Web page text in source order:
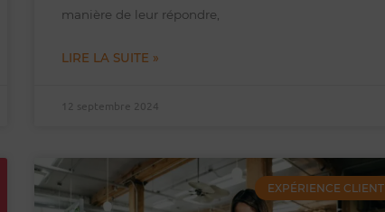
manière de leur répondre,
LIRE LA SUITE »
12 septembre 2024
EXPÉRIENCE CLIENT